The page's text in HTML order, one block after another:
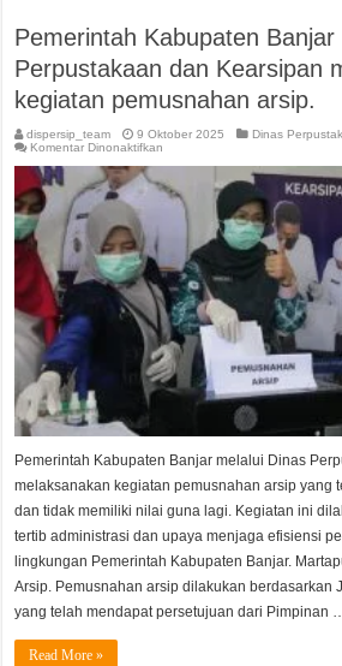
Pemerintah Kabupaten
Perpustakaan dan Kearsipan
kegiatan pemusnahan arsip.
dispersip_team 9 Oktober 2025 Dinas
Komentar Dinonaktifkan
Banjar
melalui
Dinas
Perpustakaan
Kearsipan
melaksanakan
kegiatan
pemusnahan
arsip.
Pemerintah Kabupaten Banjar melalui Dinas
melaksanakan kegiatan pemusnahan arsip yang
dan tidak memiliki nilai guna lagi. Kegiatan ini
tertib administrasi dan upaya menjaga efisiensi
lingkungan Pemerintah Kabupaten Banjar.
Arsip. Pemusnahan arsip dilakukan berdasarkan
yang telah mendapat persetujuan dari Pimpinan
Read More »